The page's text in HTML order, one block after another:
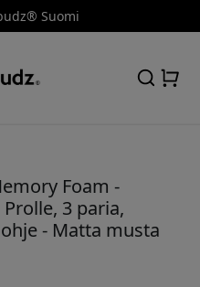
Suomi
Foam -
3 paria,
- Matta musta